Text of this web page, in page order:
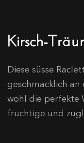
Kirsch-
Diese süsse
geschmacklich
wohl die perfekte
fruchtige und